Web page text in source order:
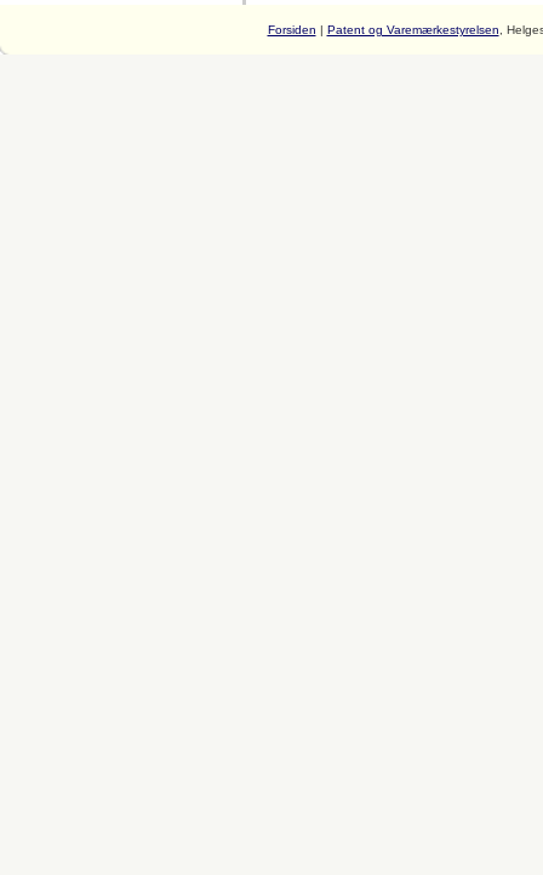
Forsiden | Patent og Varemærkestyrelsen ,